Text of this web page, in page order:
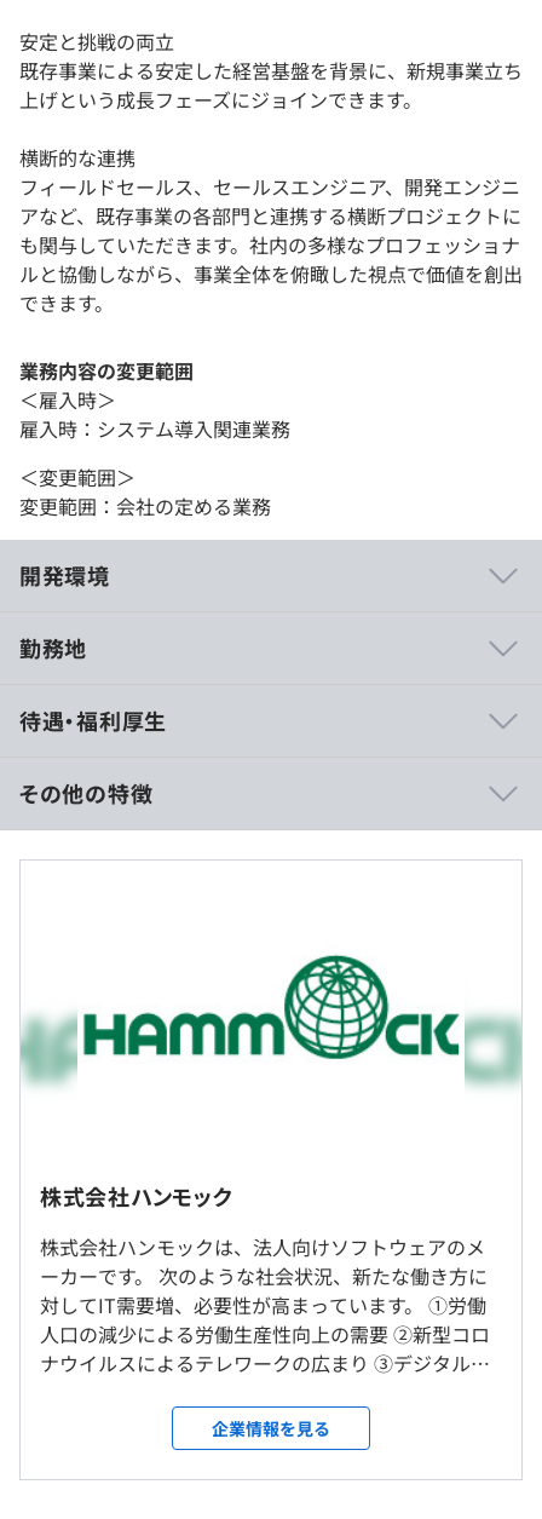
安定と挑戦の両立
既存事業による安定した経営基盤を背景に、新規事業立ち
上げという成長フェーズにジョインできます。
横断的な連携
フィールドセールス、セールスエンジニア、開発エンジニ
アなど、既存事業の各部門と連携する横断プロジェクトに
も関与していただきます。社内の多様なプロフェッショナ
ルと協働しながら、事業全体を俯瞰した視点で価値を創出
できます。
業務内容の変更範囲
＜雇入時＞
雇入時：システム導入関連業務
＜変更範囲＞
変更範囲：会社の定める業務
開発環境
勉強会、社内ワークショップやオフィス図書館などの積極
■キャリアパス
テックリード、エンジニアリングマネージャー、プレイン
グマネージャー、プロダクトマネージャーなど、多様なキ
役職に関係なく、意見交換や議論が活発に行われる心理的
安全性の高い環境
■ワークライフバランス
▼AssetView（アセットビュー）
https://www.hammock.jp/assetview/function/a/
創業時から提供している法人向けのIT統合運用管理ツール
です。PC管理の基本となるIT資産管理、資産をベースとし
たエンドポイントセキュリティ対策、組織の内部不正監視
検索などを統一したユーザーインターフェイスで管理・デ
ータ活用できる組織のクライアントPC管理に必要なソフ
トウェアです。テレワークを代表とした新しい働き方に必
勤務地
就業場所の変更範囲
＜雇入時＞
雇入時：東京本社、および自宅
＜変更範囲＞
変更範囲：会社の定める場所（テレワークを行う場所を含
受動喫煙防止措置に関する事項
待遇・福利厚生
■想定年収：600万～900万
■基本給：29万～
■決算賞与：年1回（4月） ※業績による
※残業代は実働に伴い支給いたします。
フレックスタイム制
・コアタイム：10:00～16:00（休憩12:00～13:00）
・フレキシブルタイム：7:30～10:00／16:00～18:30
・清算期間：1か月
※1か月の労働時間総枠：清算期間内の所定労働日数
・残業：月平均 10～30時間
その他の特徴
株式会社ハンモック
株式会社ハンモックは、法人向けソフトウェアのメ
ーカーです。 次のような社会状況、新たな働き方に
対してIT需要増、必要性が高まっています。 ①労働
人口の減少による​労働生産性向上の需要​ ②新型コロ
ナウイルスによる​テレワークの広まり​ ③デジタル化
るIT環境をすべての人へ​」をミッションとして、 ３
領域（セキュリティ対策、営業支援、業務効率化）
でソフトウェアビジネスを展開しプロダクトを提供
企業情報を見る